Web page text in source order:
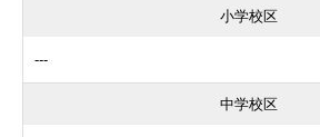
小学校区
---
中学校区